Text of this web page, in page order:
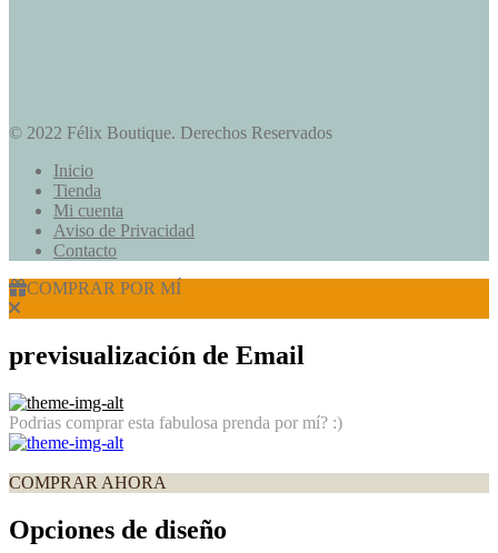
© 2022 Félix Boutique. Derechos Reservados
Inicio
Tienda
Mi cuenta
Aviso de Privacidad
Contacto
COMPRAR POR MÍ
previsualización de Email
Podrias comprar esta fabulosa prenda por mí? :)
COMPRAR AHORA
Opciones de diseño